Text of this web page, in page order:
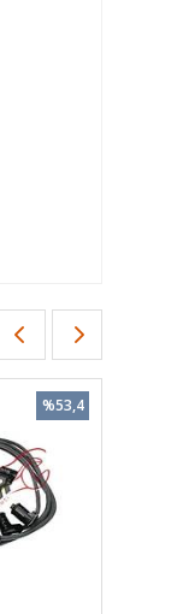
%53,4